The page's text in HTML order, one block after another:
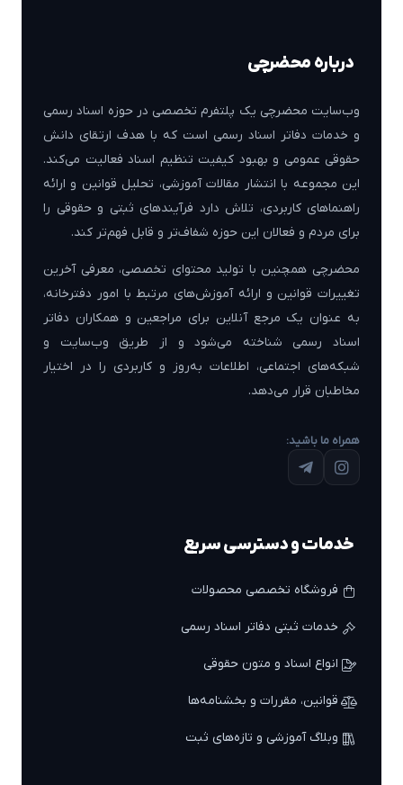
درباره محضرچی
وب‌سایت محضرچی یک پلتفرم تخصصی در حوزه اسناد رسمی
و خدمات دفاتر اسناد رسمی است که با هدف ارتقای دانش
حقوقی عمومی و بهبود کیفیت تنظیم اسناد فعالیت می‌کند.
این مجموعه با انتشار مقالات آموزشی، تحلیل قوانین و ارائه
راهنماهای کاربردی، تلاش دارد فرآیندهای ثبتی و حقوقی را
برای مردم و فعالان این حوزه شفاف‌تر و قابل فهم‌تر کند.
محضرچی همچنین با تولید محتوای تخصصی، معرفی آخرین
تغییرات قوانین و ارائه آموزش‌های مرتبط با امور دفترخانه،
به عنوان یک مرجع آنلاین برای مراجعین و همکاران دفاتر
اسناد رسمی شناخته می‌شود و از طریق وب‌سایت و
شبکه‌های اجتماعی، اطلاعات به‌روز و کاربردی را در اختیار
مخاطبان قرار می‌دهد.
همراه ما باشید:
خدمات و دسترسی سریع
فروشگاه تخصصی محصولات
خدمات ثبتی دفاتر اسناد رسمی
انواع اسناد و متون حقوقی
قوانین، مقررات و بخشنامه‌ها
وبلاگ آموزشی و تازه‌های ثبت